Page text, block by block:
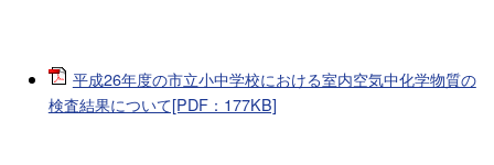
平成26年度の市立小中学校における室内空気中化学物質の
検査結果について[PDF：177KB]